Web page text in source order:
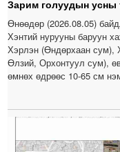
Зарим голуудын усны
Өнөөдөр (2026.08.05)
Хэнтий нурууны баруун
Хэрлэн (Өндөрхаан сум),
Өлзий, Орхонтуул сум),
өмнөх өдрөөс 10-65 см